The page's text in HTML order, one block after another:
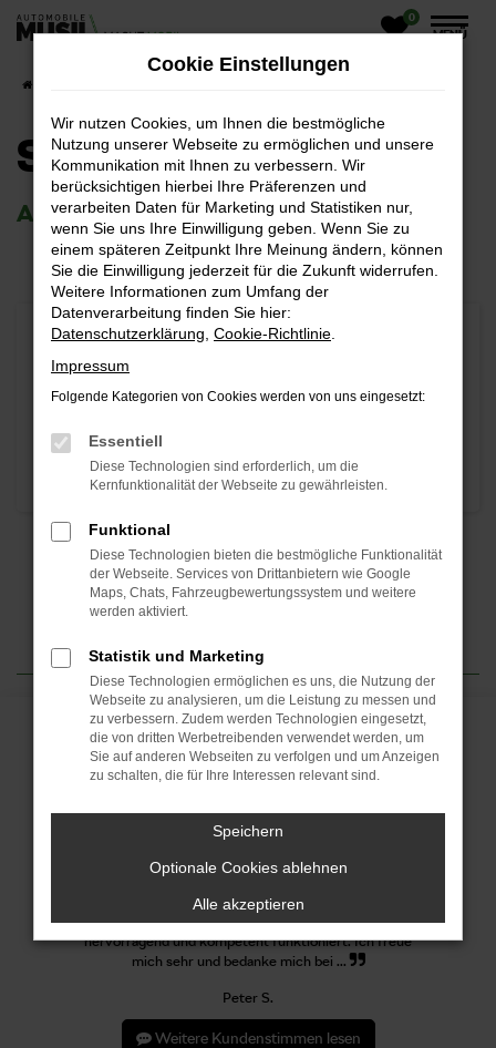
Zum
springen
0
MENÜ
SERVICEANFRAGE
ANMELDUNG & TERMINVEREINBARUNG
Servicetermin
UNSERE KUNDENMEINUNGEN
Mein erstes elektrische Auto. Ganz großes
Dankeschön an Herrn Engelhardt. Die richtige
Entscheidung und ein sehr angenehmes
Miteinander. Mit der Entscheidung einen MG 4
Luxury zu nehmen, bereue ich keine Sekunde zumal
der Service, bei mir viel der Notruf aus,
hervorragend und kompetent funktioniert. Ich freue
mich sehr und bedanke mich bei ...
Peter S.
Weitere Kundenstimmen lesen
Cookie Einstellungen
Wir nutzen Cookies, um Ihnen die bestmögliche
Nutzung unserer Webseite zu ermöglichen und unsere
Kommunikation mit Ihnen zu verbessern. Wir
berücksichtigen hierbei Ihre Präferenzen und
verarbeiten Daten für Marketing und Statistiken nur,
wenn Sie uns Ihre Einwilligung geben. Wenn Sie zu
einem späteren Zeitpunkt Ihre Meinung ändern, können
Sie die Einwilligung jederzeit für die Zukunft widerrufen.
Weitere Informationen zum Umfang der
Datenverarbeitung finden Sie hier:
Datenschutzerklärung Cookie-Richtlinie
Impressum
Folgende Kategorien von Cookies werden von uns eingesetzt:
Essentiell
Diese Technologien sind erforderlich, um die
Kernfunktionalität der Webseite zu gewährleisten.
Funktional
Diese Technologien bieten die bestmögliche Funktionalität
der Webseite. Services von Drittanbietern wie Google
Maps, Chats, Fahrzeugbewertungssystem und weitere
werden aktiviert.
Statistik und Marketing
Diese Technologien ermöglichen es uns, die Nutzung der
Webseite zu analysieren, um die Leistung zu messen und
zu verbessern. Zudem werden Technologien eingesetzt,
die von dritten Werbetreibenden verwendet werden, um
Sie auf anderen Webseiten zu verfolgen und um Anzeigen
zu schalten, die für Ihre Interessen relevant sind.
Speichern
Optionale Cookies ablehnen
Alle akzeptieren